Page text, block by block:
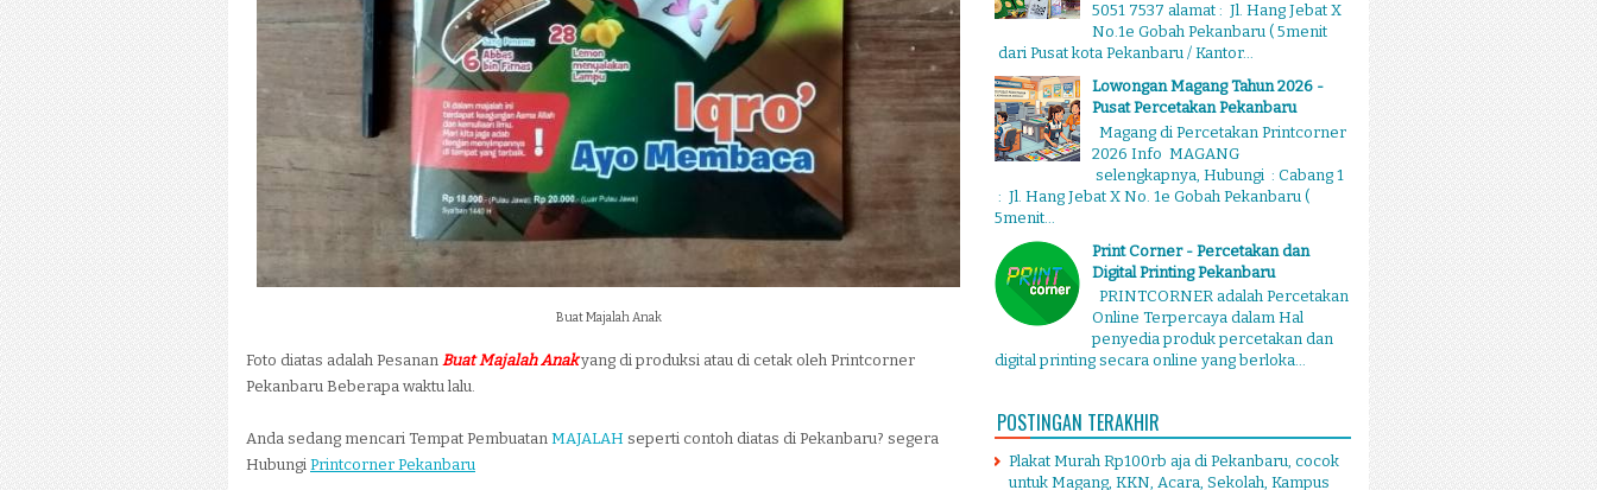
Buat Majalah Anak
Foto diatas adalah Pesanan Buat Majalah Anakyang di produksi atau di cetak oleh Printcorner
Pekanbaru Beberapa waktu lalu.
Anda sedang mencari Tempat Pembuatan MAJALAH seperti contoh diatas di Pekanbaru? segera
Hubungi Printcorner Pekanbaru
5051 7537 alamat : Jl. Hang Jebat X
No.1e Gobah Pekanbaru ( 5menit
dari Pusat kota Pekanbaru / Kantor...
Lowongan Magang Tahun 2026 -
Pusat Percetakan Pekanbaru
Magang di Percetakan Printcorner
2026 Info MAGANG
selengkapnya, Hubungi : Cabang 1
: Jl. Hang Jebat X No. 1e Gobah Pekanbaru (
5menit...
Print Corner - Percetakan dan
Digital Printing Pekanbaru
PRINTCORNER adalah Percetakan
Online Terpercaya dalam Hal
penyedia produk percetakan dan
digital printing secara online yang berloka...
POSTINGAN TERAKHIR
Plakat Murah Rp100rb aja di Pekanbaru, cocok
untuk Magang, KKN, Acara, Sekolah, Kampus